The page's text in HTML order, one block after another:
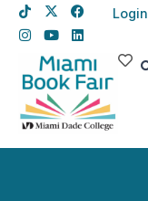
Login